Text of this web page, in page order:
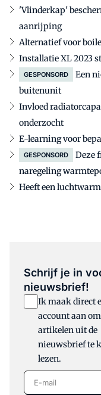
'Vlinderkap'
aanrijping
Alternatief voor
Installatie XL 2023
GESPONSORD
Een
buitenunit
Invloed
onderzocht
E-learning voor
GESPONSORD
Deze
naregeling
Heeft een
Schrijf je in
nieuwsbrief!
Ik maak direct
account aan om
artikelen uit de
nieuwsbrief te
lezen.
E-mail